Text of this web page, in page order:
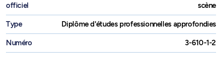
officiel
scène
Type Diplôme d'études professionnelles approfondies
Numéro 3-610-1-2